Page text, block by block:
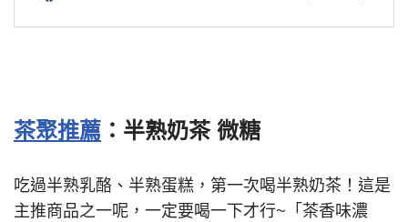
茶聚推薦 ：半熟奶茶 微糖
吃過半熟乳酪、半熟蛋糕，第一次喝半熟奶茶！這是
主推商品之一呢，一定要喝一下才行~「茶香味濃